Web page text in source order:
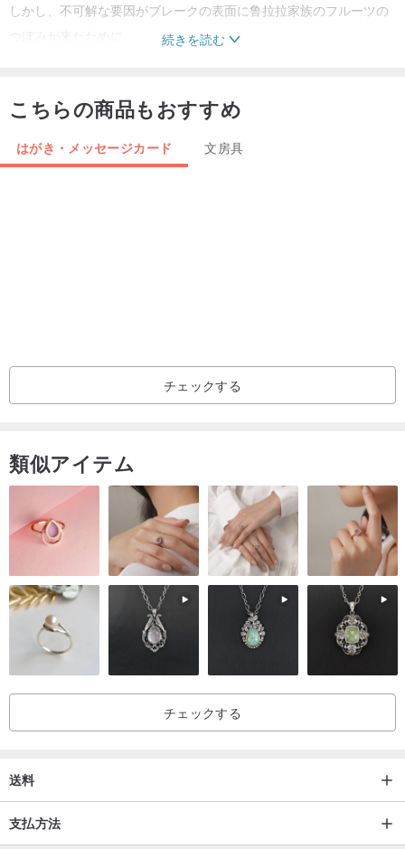
しかし、不可解な要因がブレークの表面に鲁拉拉家族のフルーツの
しかし、それはまた、より多くの笑いとのトラブルのビットをもた
続きを読む
こちらの商品もおすすめ
はがき・メッセージカード 文房具
チェックする
類似アイテム
チェックする
送料
支払方法